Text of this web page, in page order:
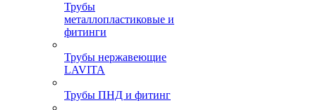
Трубы
металлопластиковые и
фитинги
Трубы нержавеющие
LAVITA
Трубы ПНД и фитинг